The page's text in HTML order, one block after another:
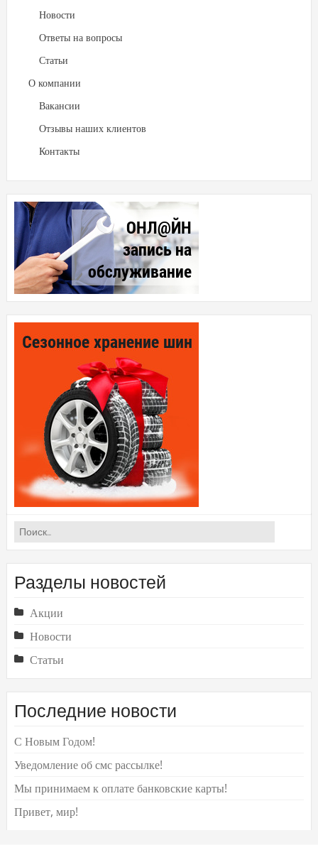
Новости
Ответы на вопросы
Статьи
О компании
Вакансии
Отзывы наших клиентов
Контакты
Найти:
Разделы новостей
Акции
Новости
Статьи
Последние новости
С Новым Годом!
Уведомление об смс рассылке!
Мы принимаем к оплате банковские карты!
Привет, мир!